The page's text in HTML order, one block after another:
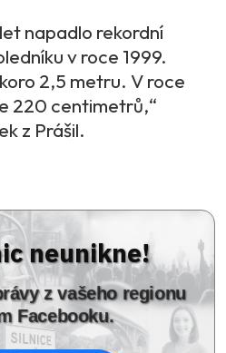
napadlo rekordní
v roce 1999.
2,5 metru. V roce
220 centimetrů,“
z Prášil.
neunikne!
z vašeho regionu
Facebooku.